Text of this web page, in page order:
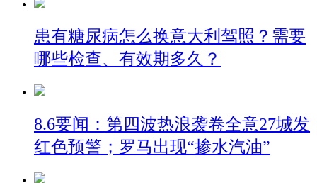
患有糖尿病怎么换意大利驾照？需要
哪些检查、有效期多久？
8.6要闻：第四波热浪袭卷全意27城发
红色预警；罗马出现“掺水汽油”